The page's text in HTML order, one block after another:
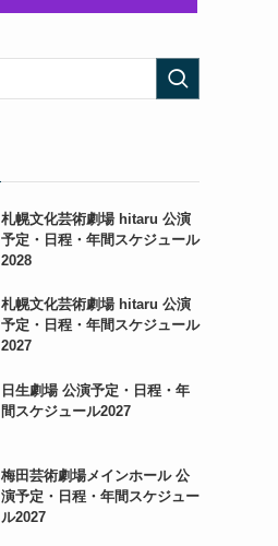
札幌文化芸術劇場 hitaru 公演
予定・日程・年間スケジュール
2028
札幌文化芸術劇場 hitaru 公演
予定・日程・年間スケジュール
2027
日生劇場 公演予定・日程・年
間スケジュール2027
梅田芸術劇場メインホール 公
演予定・日程・年間スケジュー
ル2027